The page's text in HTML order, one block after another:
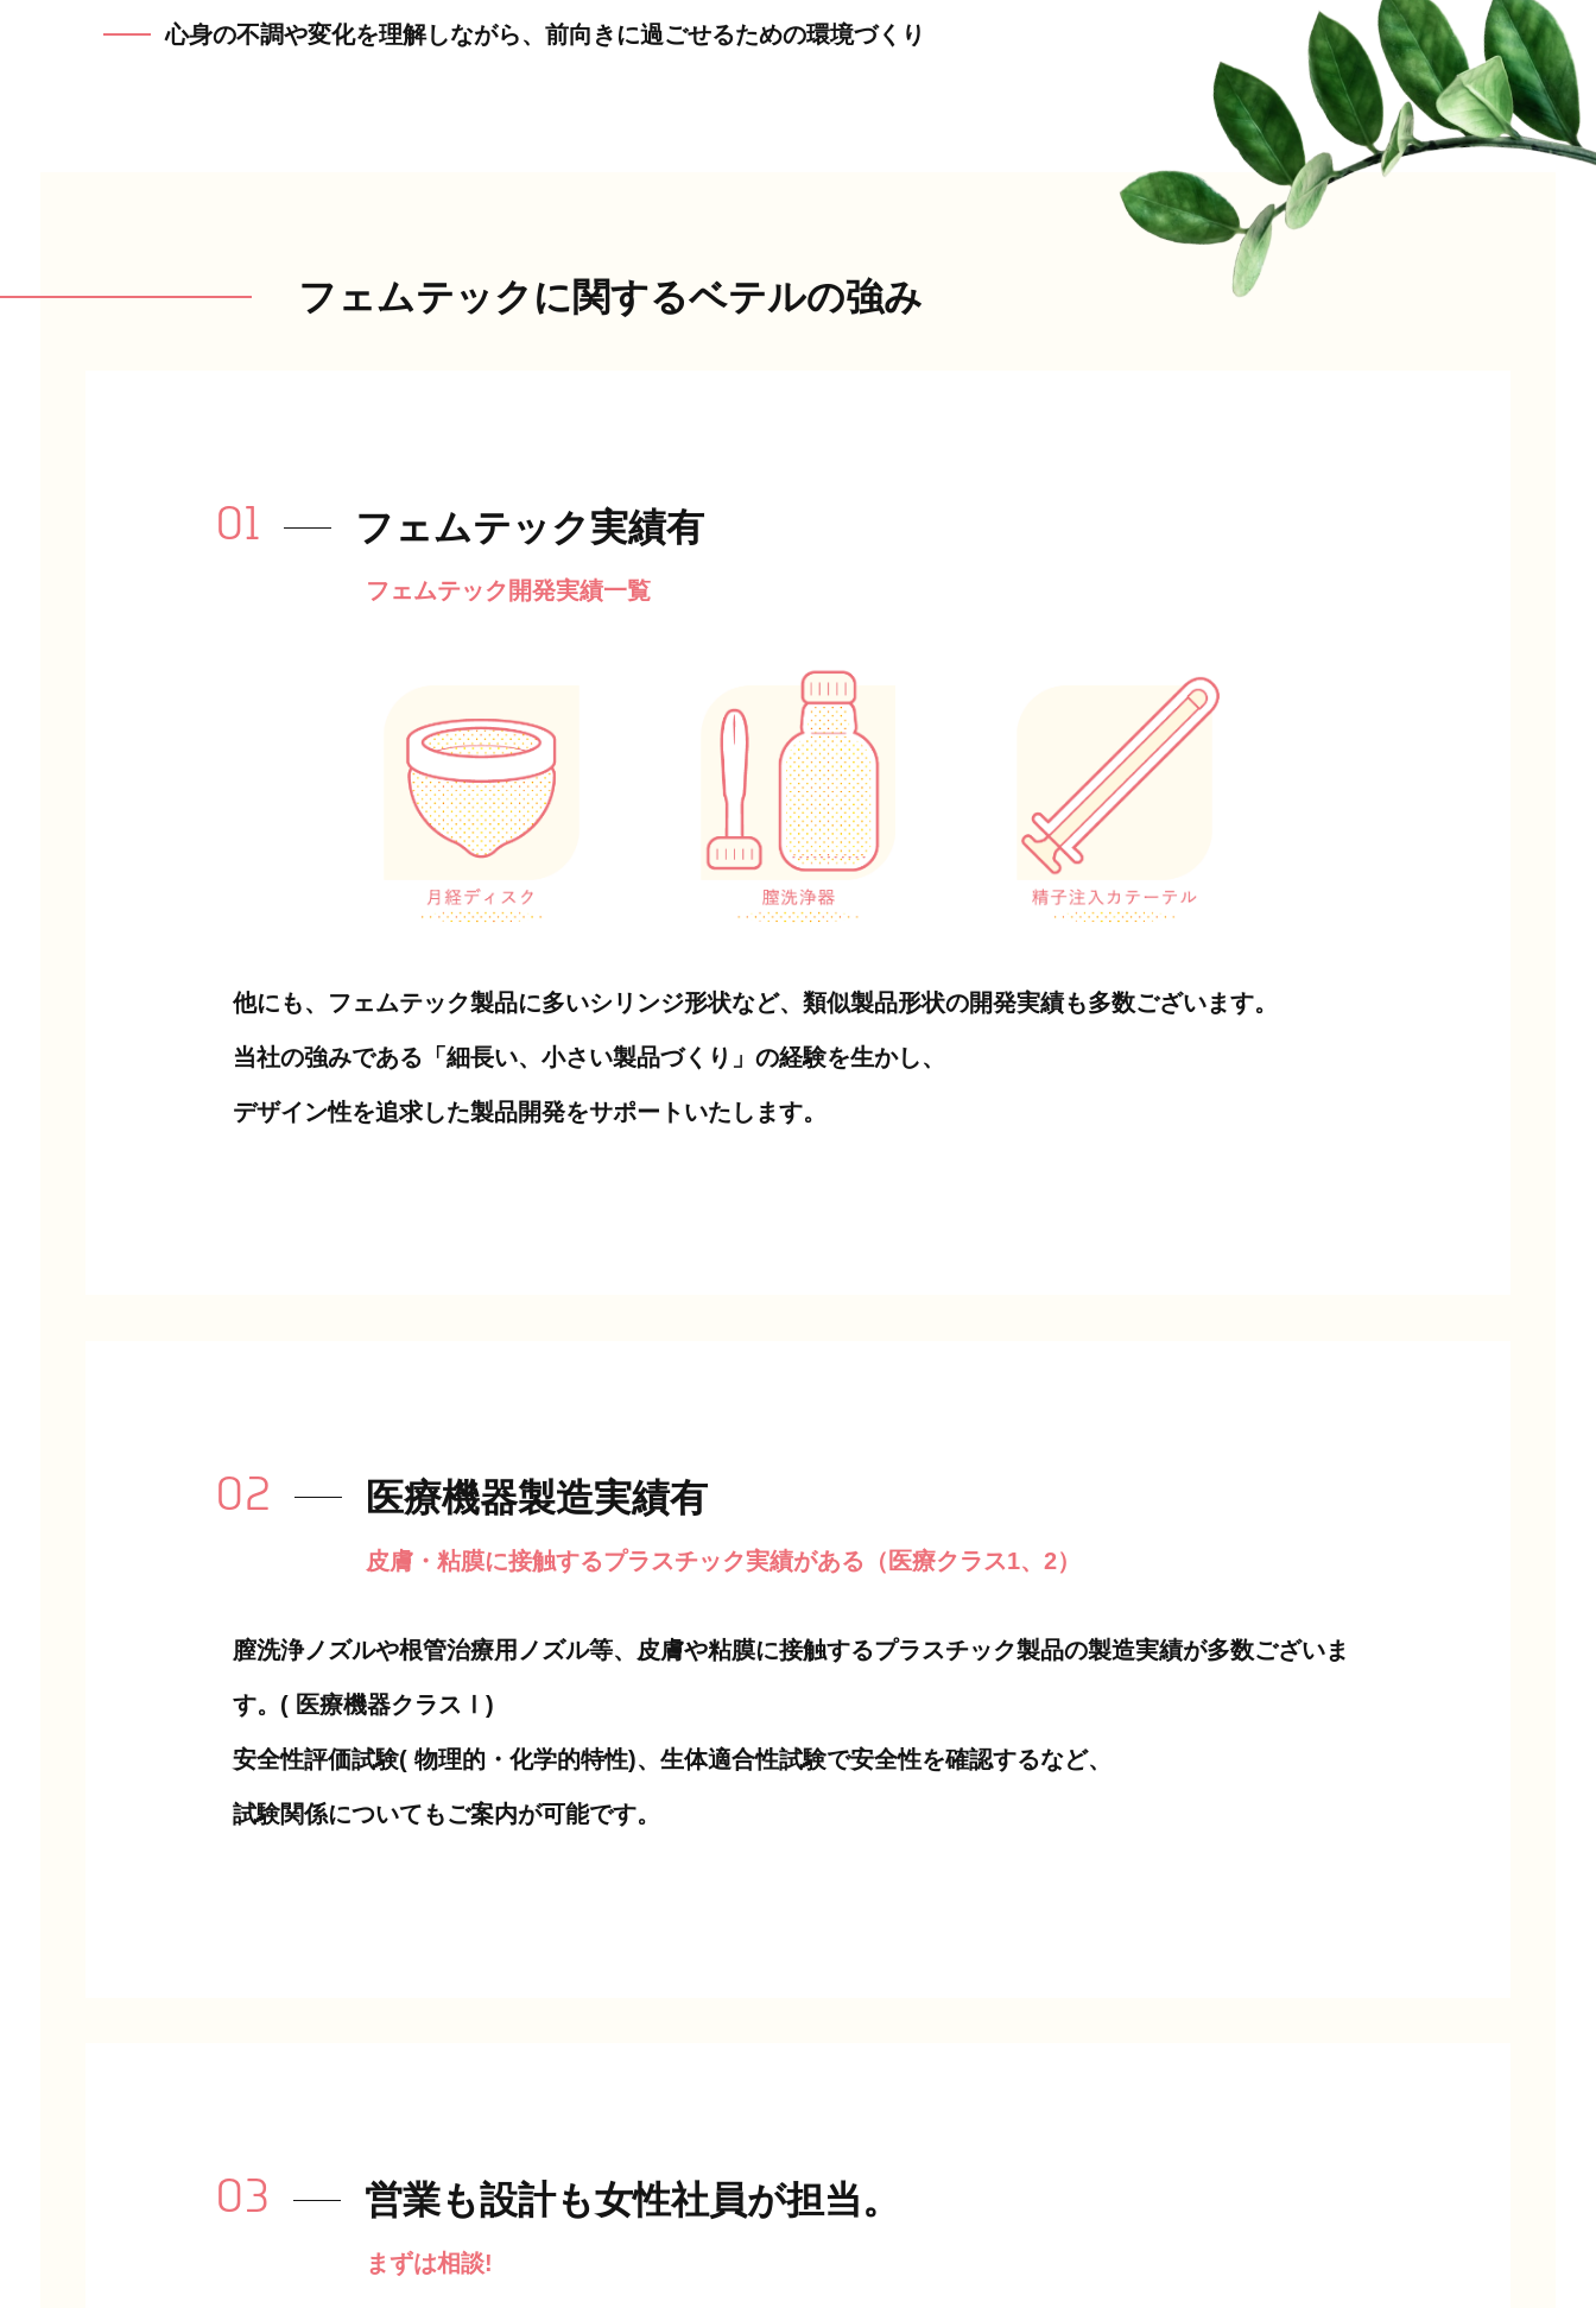
心身の不調や変化を理解しながら、前向きに過ごせるための環境づくり
フェムテックに関するベテルの強み
01 フェムテック実績有
フェムテック開発実績一覧
他にも、フェムテック製品に多いシリンジ形状など、類似製品形状の開発実績も多数ございます。
当社の強みである「細長い、小さい製品づくり」の経験を生かし、
デザイン性を追求した製品開発をサポートいたします。
02 医療機器製造実績有
皮膚・粘膜に接触するプラスチック実績がある（医療クラス1、2）
膣洗浄ノズルや根管治療用ノズル等、皮膚や粘膜に接触するプラスチック製品の製造実績が多数ございま
す。( 医療機器クラスⅠ)
安全性評価試験( 物理的・化学的特性)、生体適合性試験で安全性を確認するなど、
試験関係についてもご案内が可能です。
03 営業も設計も女性社員が担当。
まずは相談!